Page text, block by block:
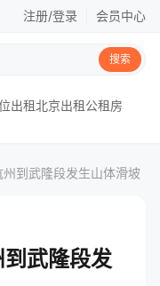
注册/登录 会员中心
搜索
出租北京出租公租房
到武隆段发生山体滑坡
武隆段发